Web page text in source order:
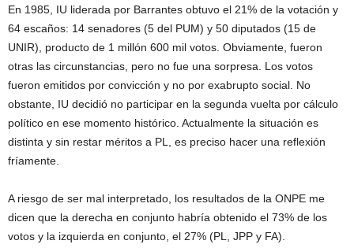
En 1985, IU liderada por Barrantes obtuvo el 21% de la votación y
64 escaños: 14 senadores (5 del PUM) y 50 diputados (15 de
UNIR), producto de 1 millón 600 mil votos. Obviamente, fueron
otras las circunstancias, pero no fue una sorpresa. Los votos
fueron emitidos por convicción y no por exabrupto social. No
obstante, IU decidió no participar en la segunda vuelta por cálculo
político en ese momento histórico. Actualmente la situación es
distinta y sin restar méritos a PL, es preciso hacer una reflexión
fríamente.
A riesgo de ser mal interpretado, los resultados de la ONPE me
dicen que la derecha en conjunto habría obtenido el 73% de los
votos y la izquierda en conjunto, el 27% (PL, JPP y FA).